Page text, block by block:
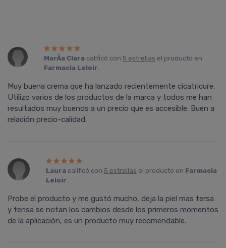
MarÃ­a Clara calificó con 5 estrellas el producto en
Farmacia Leloir.
Muy buena crema que ha lanzado recientemente cicatricure.
Utilizo varios de los productos de la marca y todos me han
resultados muy buenos a un precio que es accesible. Buen a
relación precio-calidad.
Laura calificó con 5 estrellas el producto en Farmacia
Leloir.
Probe el producto y me gustó mucho, deja la piel mas tersa
y tensa se notan los cambios desde los primeros momentos
de la aplicación, es un producto muy recomendable.